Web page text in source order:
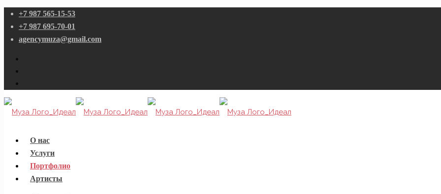
+7 987 565-15-53
+7 987 695-70-01
agencymuza@gmail.com
О нас
Услуги
Портфолио
Артисты